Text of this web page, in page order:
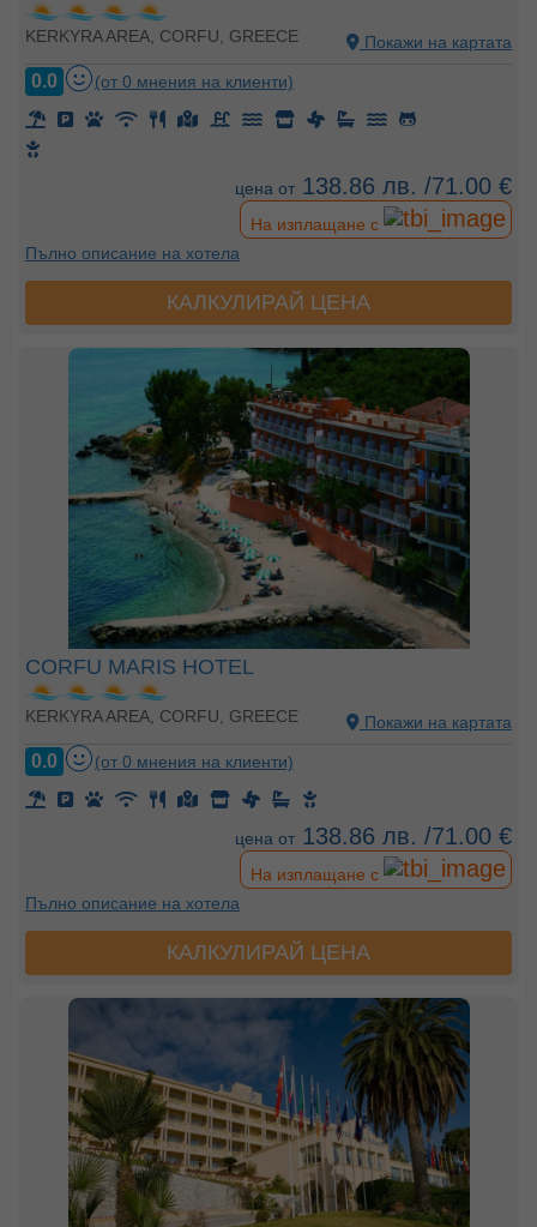
KERKYRA AREA, CORFU, GREECE Покажи на картата
0.0 (от 0 мнения на клиенти)
цена от 138.86 лв. /71.00 €
На изплащане с
Пълно описание на хотела
КАЛКУЛИРАЙ ЦЕНА
CORFU MARIS HOTEL
KERKYRA AREA, CORFU, GREECE Покажи на картата
0.0 (от 0 мнения на клиенти)
цена от 138.86 лв. /71.00 €
На изплащане с
Пълно описание на хотела
КАЛКУЛИРАЙ ЦЕНА